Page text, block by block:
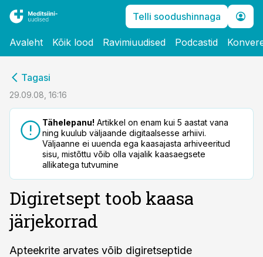
Telli soodushinnaga
Avaleht Kõik lood Ravimiuudised Podcastid
Tagasi
29.09.08, 16:16
Tähelepanu! Artikkel on enam kui 5 aastat vana
ning kuulub väljaande digitaalsesse arhiivi.
Väljaanne ei uuenda ega kaasajasta arhiveeritud
sisu, mistõttu võib olla vajalik kaasaegsete
allikatega tutvumine
Digiretsept toob kaasa
järjekorrad
Apteekrite arvates võib digiretseptide